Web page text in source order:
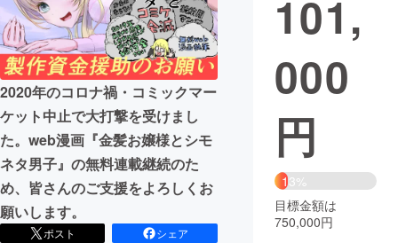
テクノロジー・ガジェット ゲーム・サ
映像・映画
ビジネス・起業
まちづくり・地域活性化
CAMPFIRE for Social Good
CAMPFIRE Creation
CAMPFIREふるさと納税
コミュニティ
2020年のコロナ禍・コミックマー
ケット中止で大打撃を受けまし
た。web漫画『金髪お嬢様とシモ
ネタ男子』の無料連載継続のた
め、皆さんのご支援をよろしくお
願いします。
ポスト
シェア
101,
000
円
13%
目標金額は
750,000円